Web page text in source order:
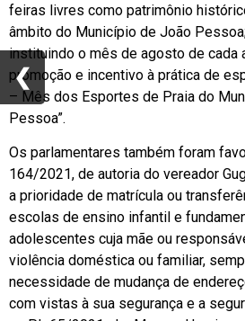
feiras livres como patrimônio
âmbito do Município de João
instituindo o mês de agosto de cada
promoção e incentivo à prática de
– Mês dos Esportes de Praia do
Pessoa”.
Os parlamentares também foram
164/2021, de autoria do vereador
a prioridade de matrícula ou
escolas de ensino infantil e
adolescentes cuja mãe ou
violência doméstica ou familiar,
necessidade de mudança de
com vistas à sua segurança e a
❮
❮